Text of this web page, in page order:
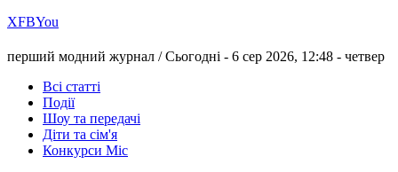
ХFBYou
перший модний журнал /Сьогодні - 6 сер 2026, 12:48 - четвер
Всі статті
Події
Шоу та передачі
Діти та сім'я
Конкурси Міс